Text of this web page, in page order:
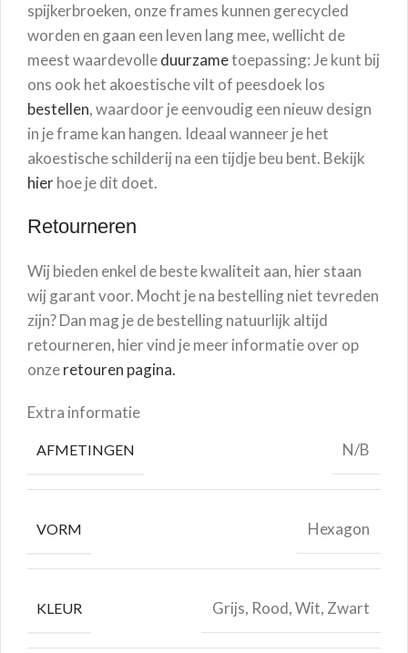
spijkerbroeken, onze frames kunnen gerecycled
worden en gaan een leven lang mee, wellicht de
meest waardevolleduurzametoepassing: Je kunt bij
ons ook het akoestische vilt of peesdoek los
bestellen, waardoor je eenvoudig een nieuw design
in je frame kan hangen. Ideaal wanneer je het
akoestische schilderij na een tijdje beu bent. Bekijk
hierhoe je dit doet.
Retourneren
Wij bieden enkel de beste kwaliteit aan, hier staan
wij garant voor. Mocht je na bestelling niet tevreden
zijn? Dan mag je de bestelling natuurlijk altijd
retourneren, hier vind je meer informatie over op
onzeretouren pagina.
Extra informatie
AFMETINGEN N/B
VORM Hexagon
KLEUR Grijs, Rood, Wit, Zwart